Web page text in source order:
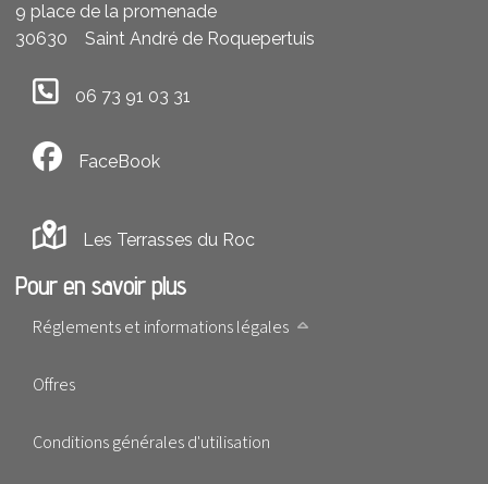
9 place de la promenade
30630
Saint André de Roquepertuis
06 73 91 03 31
FaceBook
Les Terrasses du Roc
Pour en savoir plus
Réglements et informations légales
Offres
Conditions générales d'utilisation